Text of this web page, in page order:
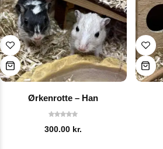
Ørkenrotte – Han
300.00 kr.